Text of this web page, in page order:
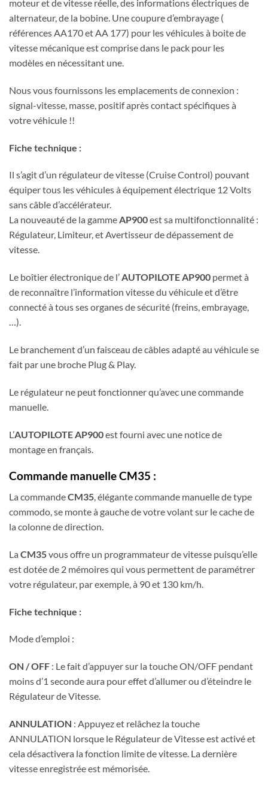
moteur et de vitesse réelle, des informations électriques de
alternateur, de la bobine. Une coupure d’embrayage (
références AA170 et AA 177) pour les véhicules à boite de
vitesse mécanique est comprise dans le pack pour les
modèles en nécessitant une.
Nous vous fournissons les emplacements de connexion :
signal-vitesse, masse, positif après contact spécifiques à
votre véhicule !!
Fiche technique :
Il s’agit d’un régulateur de vitesse (Cruise Control) pouvant
équiper tous les véhicules à équipement électrique 12 Volts
sans câble d’accélérateur.
La nouveauté de la gammeAP900est sa multifonctionnalité :
Régulateur, Limiteur, et Avertisseur de dépassement de
vitesse.
Le boîtier électronique de l’AUTOPILOTE AP900 permet à
de reconnaître l’information vitesse du véhicule et d’être
connecté à tous ses organes de sécurité (freins, embrayage,
…).
Le branchement d’un faisceau de câbles adapté au véhicule se
fait par une broche Plug & Play.
Le régulateur ne peut fonctionner qu’avec une commande
manuelle.
L’AUTOPILOTE AP900est fourni avec une notice de
montage en français.
Commande manuelle CM35 :
La commandeCM35, élégante commande manuelle de type
commodo, se monte à gauche de votre volant sur le cache de
la colonne de direction.
La CM35vous offre un programmateur de vitesse puisqu’elle
est dotée de 2 mémoires qui vous permettent de paramétrer
votre régulateur, par exemple, à 90 et 130 km/h.
Fiche technique :
Mode d’emploi :
ON / OFF : Le fait d’appuyer sur la touche ON/OFF pendant
moins d’1 seconde aura pour effet d’allumer ou d’éteindre le
Régulateur de Vitesse.
ANNULATION : Appuyez et relâchez la touche
ANNULATION lorsque le Régulateur de Vitesse est activé et
cela désactivera la fonction limite de vitesse. La dernière
vitesse enregistrée est mémorisée.